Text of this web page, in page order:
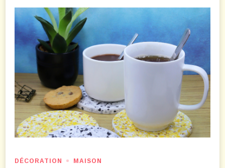
DÉCORATION MAISON